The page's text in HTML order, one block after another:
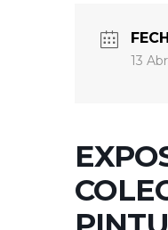
13